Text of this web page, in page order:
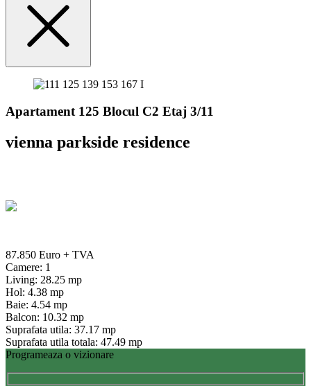
Apartament 125 Blocul C2 Etaj 3/11
vienna parkside residence
87.850 Euro + TVA
Camere: 1
Living: 28.25 mp
Hol: 4.38 mp
Baie: 4.54 mp
Balcon: 10.32 mp
Suprafata utila: 37.17 mp
Suprafata utila totala: 47.49 mp
Programeaza o vizionare